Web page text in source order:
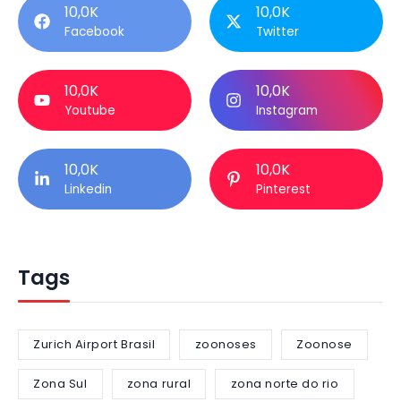
10,0K
Facebook
10,0K
Twitter
10,0K
Youtube
10,0K
Instagram
10,0K
Linkedin
10,0K
Pinterest
Tags
Zurich Airport Brasil zoonoses Zoonose
Zona Sul zona rural zona norte do rio